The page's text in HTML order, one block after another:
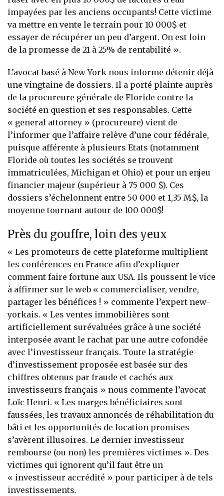
impayées par les anciens occupants! Cette victime
va mettre en vente le terrain pour 10 000$ et
essayer de récupérer un peu d’argent. On est loin
de la promesse de 21 à 25% de rentabilité ».
L’avocat basé à New York nous informe détenir déjà
une vingtaine de dossiers. Il a porté plainte auprès
de la procureure générale de Floride contre la
société en question et ses responsables. Cette
« general attorney » (procureure) vient de
l’informer que l’affaire relève d’une cour fédérale,
puisque afférente à plusieurs Etats (notamment
Floride où toutes les sociétés se trouvent
immatriculées, Michigan et Ohio) et pour un enjeu
financier majeur (supérieur à 75 000 $). Ces
dossiers s’échelonnent entre 50 000 et 1,35 M$, la
moyenne tournant autour de 100 000$!
Près du gouffre, loin des yeux
« Les promoteurs de cette plateforme multiplient
les conférences en France afin d’expliquer
comment faire fortune aux USA. Ils poussent le vice
à affirmer sur le web « commercialiser, vendre,
partager les bénéfices ! » commente l’expert new-
yorkais. « Les ventes immobilières sont
artificiellement surévaluées grâce à une société
interposée avant le rachat par une autre cofondée
avec l’investisseur français. Toute la stratégie
d’investissement proposée est basée sur des
chiffres obtenus par fraude et cachés aux
investisseurs français » nous commente l’avocat
Loïc Henri. « Les marges bénéficiaires sont
faussées, les travaux annoncés de réhabilitation du
bâti et les opportunités de location promises
s’avèrent illusoires. Le dernier investisseur
rembourse (ou non) les premières victimes ». Des
victimes qui ignorent qu’il faut être un
« investisseur accrédité » pour participer à de tels
investissements.